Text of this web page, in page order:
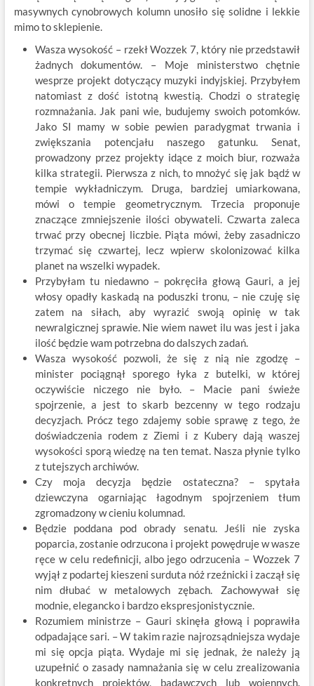
masywnych cynobrowych kolumn unosiło się solidne i lekkie
mimo to sklepienie.
Wasza wysokość – rzekł Wozzek 7, który nie przedstawił
żadnych dokumentów. – Moje ministerstwo chętnie
wesprze projekt dotyczący muzyki indyjskiej. Przybyłem
natomiast z dość istotną kwestią. Chodzi o strategię
rozmnażania. Jak pani wie, budujemy swoich potomków.
Jako SI mamy w sobie pewien paradygmat trwania i
zwiększania potencjału naszego gatunku. Senat,
prowadzony przez projekty idące z moich biur, rozważa
kilka strategii. Pierwsza z nich, to mnożyć się jak bądź w
tempie wykładniczym. Druga, bardziej umiarkowana,
mówi o tempie geometrycznym. Trzecia proponuje
znaczące zmniejszenie ilości obywateli. Czwarta zaleca
trwać przy obecnej liczbie. Piąta mówi, żeby zasadniczo
trzymać się czwartej, lecz wpierw skolonizować kilka
planet na wszelki wypadek.
Przybyłam tu niedawno – pokręciła głową Gauri, a jej
włosy opadły kaskadą na poduszki tronu, – nie czuję się
zatem na siłach, aby wyrazić swoją opinię w tak
newralgicznej sprawie. Nie wiem nawet ilu was jest i jaka
ilość będzie wam potrzebna do dalszych zadań.
Wasza wysokość pozwoli, że się z nią nie zgodzę –
minister pociągnął sporego łyka z butelki, w której
oczywiście niczego nie było. – Macie pani świeże
spojrzenie, a jest to skarb bezcenny w tego rodzaju
decyzjach. Prócz tego zdajemy sobie sprawę z tego, że
doświadczenia rodem z Ziemi i z Kubery dają waszej
wysokości sporą wiedzę na ten temat. Nasza płynie tylko
z tutejszych archiwów.
Czy moja decyzja będzie ostateczna? – spytała
dziewczyna ogarniając łagodnym spojrzeniem tłum
zgromadzony w cieniu kolumnad.
Będzie poddana pod obrady senatu. Jeśli nie zyska
poparcia, zostanie odrzucona i projekt powędruje w wasze
ręce w celu redefinicji, albo jego odrzucenia – Wozzek 7
wyjął z podartej kieszeni surduta nóż rzeźnicki i zaczął się
nim dłubać w metalowych zębach. Zachowywał się
modnie, elegancko i bardzo ekspresjonistycznie.
Rozumiem ministrze – Gauri skinęła głową i poprawiła
odpadające sari. – W takim razie najrozsądniejsza wydaje
mi się opcja piąta. Wydaje mi się jednak, że należy ją
uzupełnić o zasady namnażania się w celu zrealizowania
konkretnych projektów, badawczych lub wojennych.